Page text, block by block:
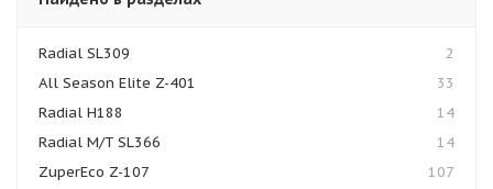
Radial SL309
2
All Season Elite Z-401
33
Radial H188
14
Radial M/T SL366
14
ZuperEco Z-107
107